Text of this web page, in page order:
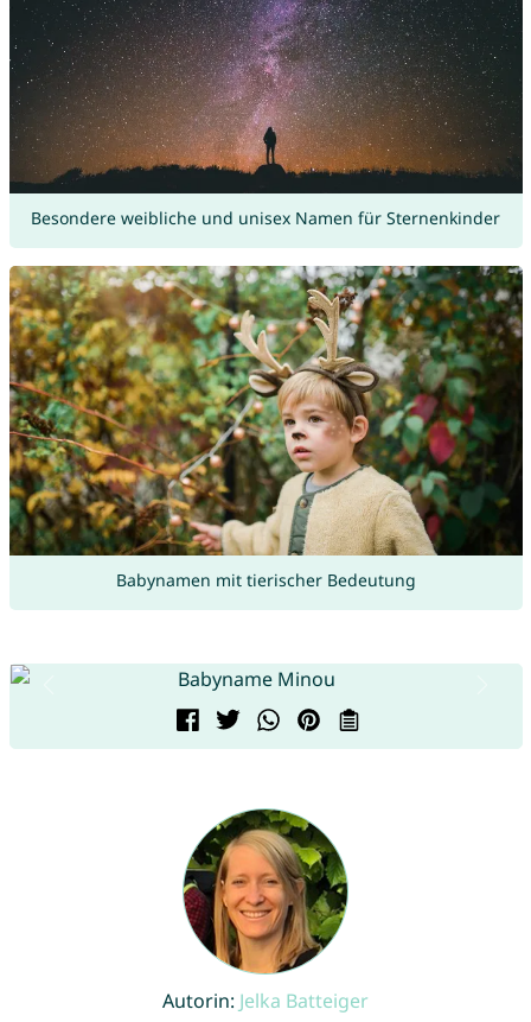
Besondere weibliche und unisex Namen für Sternenkinder
Babynamen mit tierischer Bedeutung
Autorin: Jelka Batteiger